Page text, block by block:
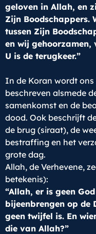
geloven in Allah, en
Zijn Boodschappers.
tussen Zijn
en wij gehoorzamen,
U is de terugkeer.”
In de Koran wordt ons
beschreven alsmede
samenkomst en de
dood. Ook beschrijft
de brug (siraat), de
bestraffing en het
grote dag.
Allah, de Verhevene,
betekenis):
“Allah, er is geen
bijeenbrengen op de
geen twijfel is. En
die van Allah?”